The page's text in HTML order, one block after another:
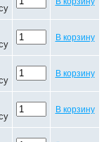
В корзину
В корзину
В корзину